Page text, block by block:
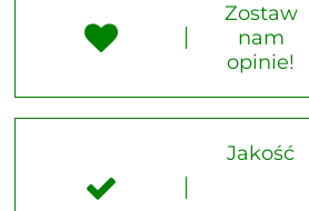
Zostaw
nam
opinie!
Jakość